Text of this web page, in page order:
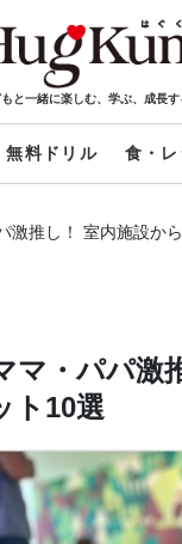
と一緒に楽しむ、学ぶ、成長す
無料ドリル 食・
激推し！ 室内施設
マ・パパ激
ト10選